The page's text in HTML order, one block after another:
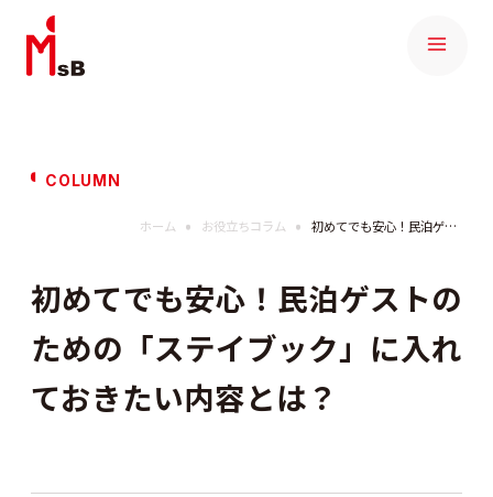
COLUMN
ホーム お役立ちコラム 初めてでも安心！民泊ゲストのための「ステイブック」に入れておきたい内容とは？
初めてでも安心！民泊ゲストの
ための「ステイブック」に入れ
ておきたい内容とは？